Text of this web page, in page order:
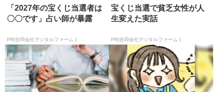
「2027年の宝くじ当選者は
〇〇です」占い師が暴露
PR(合同会社デジタルファーム )
宝くじ当選で貧乏女性が人
生変えた実話
PR(合同会社デジタルファーム )